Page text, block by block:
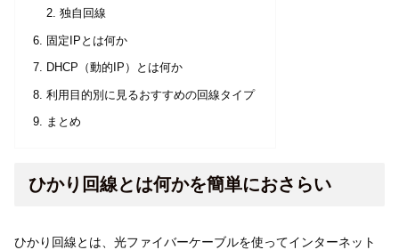
独自回線
固定IPとは何か
DHCP（動的IP）とは何か
利用目的別に見るおすすめの回線タイプ
まとめ
ひかり回線とは何かを簡単におさらい
ひかり回線とは、光ファイバーケーブルを使ってインターネット